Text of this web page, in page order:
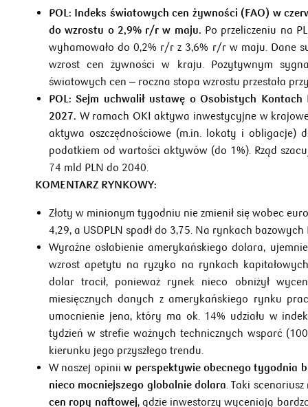
POL: Indeks światowych cen żywności (FAO) w
do wzrostu o 2,9% r/r w maju. Po przeliczeniu na
wyhamowało do 0,2% r/r z 3,6% r/r w maju. Dane
wzrost cen żywności w kraju. Pozytywnym
światowych cen – roczna stopa wzrostu przestała
POL: Sejm uchwalił ustawę o Osobistych
2027. W ramach OKI aktywa inwestycyjne w
aktywa oszczędnościowe (m.in. lokaty i
podatkiem od wartości aktywów (do 1%). Rząd
74 mld PLN do 2040.
KOMENTARZ RYNKOWY:
Złoty w minionym tygodniu nie zmienił się wobec
4,29, a USDPLN spadł do 3,75. Na rynkach bazowych
Wyraźne osłabienie amerykańskiego dolara,
wzrost apetytu na ryzyko na rynkach
dolar tracił, ponieważ rynek nieco obniżył
miesięcznych danych z amerykańskiego rynku
umocnienie jena, który ma ok. 14% udziału w
tydzień w strefie ważnych technicznych wsparć
kierunku jego przyszłego trendu.
W naszej opiniiw perspektywie obecnego tygodnia
nieco mocniejszego globalnie dolara. Taki
cen ropy naftowej, gdzie inwestorzy wyceniają